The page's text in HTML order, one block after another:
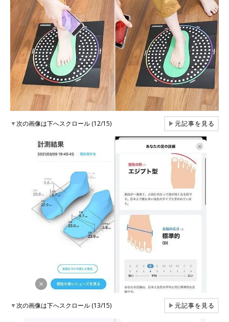
▼次の画像は下へスクロール (12/15) ▶元記事を見る
▼次の画像は下へスクロール (13/15) ▶元記事を見る